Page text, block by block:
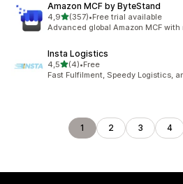
Amazon MCF by ByteStand
4,9de 5 estrelas
(357)
357 total de avaliações
•Free trial available
Advanced global Amazon MCF
Insta Logistics
4,5de 5 estrelas
(4)
4 total de avaliações
•Free
Fast Fulfilment, Speedy Logistics,
1 2 3 4